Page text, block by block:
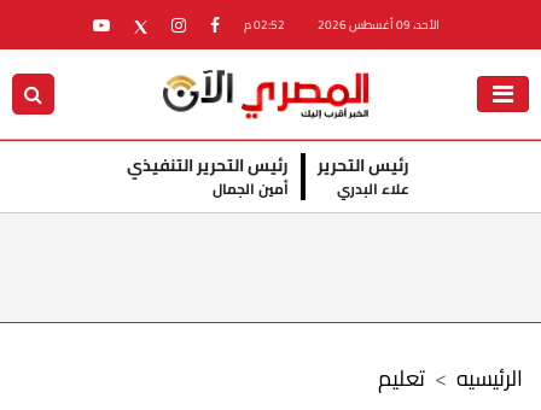
الأحد، 09 أغسطس 2026
رئيس التحرير
علاء البدري
رئيس التحرير التنفيذي
أمين الجمال
تعليم الرئيسيه